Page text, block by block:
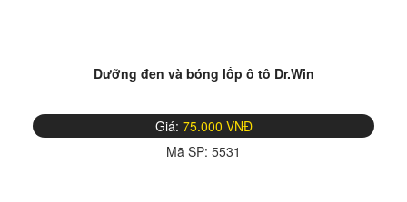
Dưỡng đen và bóng lốp ô tô Dr.Win
Giá: 75.000 VNĐ
Mã SP: 5531